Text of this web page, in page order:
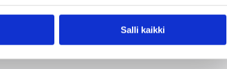
Salli kaikki